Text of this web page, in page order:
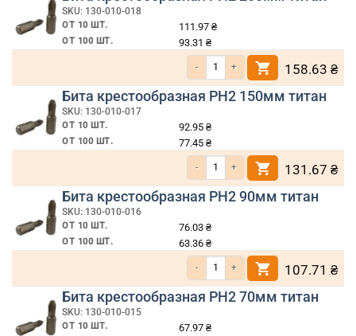
SKU: 130-010-018
ОТ 10 ШТ. 111.97 ₴
ОТ 100 ШТ. 93.31 ₴
Количество товара Бита
158.63 ₴
Бита крестообразная PH2 150мм титан
SKU: 130-010-017
ОТ 10 ШТ. 92.95 ₴
ОТ 100 ШТ. 77.45 ₴
Количество товара Бита
131.67 ₴
Бита крестообразная PH2 90мм титан
SKU: 130-010-016
ОТ 10 ШТ. 76.03 ₴
ОТ 100 ШТ. 63.36 ₴
Количество товара Бита
107.71 ₴
Бита крестообразная PH2 70мм титан
SKU: 130-010-015
ОТ 10 ШТ. 67.97 ₴